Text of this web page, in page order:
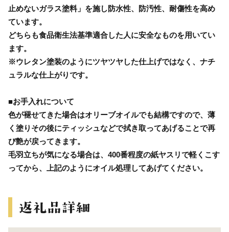
止めないガラス塗料」を施し防水性、防汚性、耐傷性を高め
ています。
どちらも食品衛生法基準適合した人に安全なものを用いてい
ます。
※ウレタン塗装のようにツヤツヤした仕上げではなく、ナチ
ュラルな仕上がりです。
■お手入れについて
色が褪せてきた場合はオリーブオイルでも結構ですので、薄
く塗りその後にティッシュなどで拭き取ってあげることで再
び艶が戻ってきます。
毛羽立ちが気になる場合は、400番程度の紙ヤスリで軽くこす
ってから、上記のようにオイル処理してあげてください。